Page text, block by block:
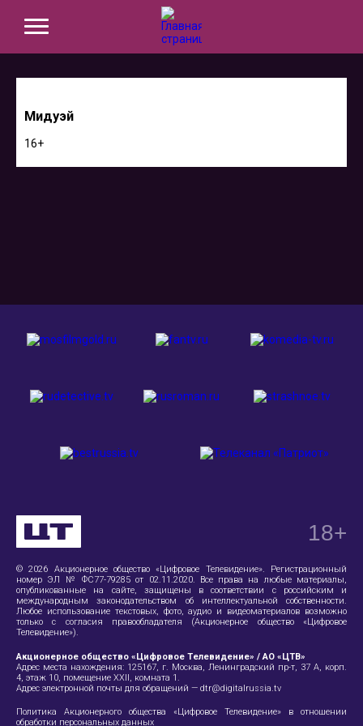
Мидуэй
16+
© 2026 Акционерное общество «Цифровое Телевидение». Регистрационный
номер ЭЛ № ФС77-79285 от 02.11.2020. Все права на любые материалы,
опубликованные на сайте, защищены в соответствии с российским и
международным законодательством об интеллектуальной собственности.
Любое использование текстовых, фото, аудио и видеоматериалов возможно
только с согласия правообладателя (Акционерное общество «Цифровое
Телевидение»).
Акционерное общество «Цифровое Телевидение» / АО «ЦТВ»
Адрес места нахождения: 125167, г. Москва, Ленинградский пр-т, 37 А , корп.
4, этаж 10, помещение XXII, комната 1.
Адрес электронной почты для обращений — dtr@digitalrussia.tv
Политика Акционерного общества «Цифровое Телевидение» в отношении
обработки персональных данных
18+